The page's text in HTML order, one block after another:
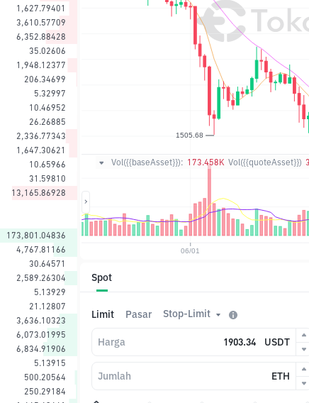
1,627.79401
3,610.57709
6,352.88428
35.02606
1,948.12377
206.34699
5.32997
10.46952
26.26885
2,336.77343
1,647.30621
10.65966
31.59810
13,165.86928
173,801.04836
4,767.81166
30.64571
2,589.26304
5.13929
21.12807
3,636.10323
6,073.01995
6,834.91906
5.13915
500.20564
250.29184
Vol({{baseAsset}}): 173.458K Vol({{quoteAsset}})
Spot
Limit Pasar Stop-Limit
Harga USDT
Jumlah ETH